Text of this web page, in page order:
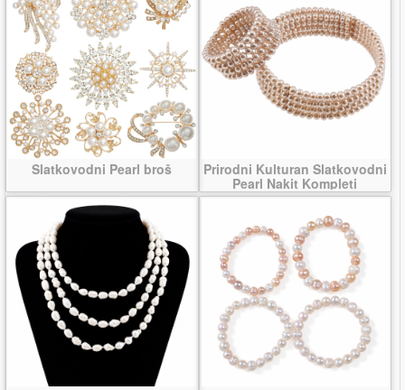
Slatkovodni Pearl broš
Prirodni Kulturan Slatkovodni
Pearl Nakit Kompleti